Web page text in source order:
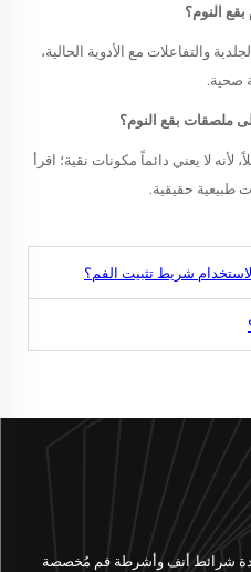
النوم؟
والتفاعلات مع الأدوية الحالية،
صحية.
ملصقات بقع النوم؟
لا يعني دائماً مكونات نقية؛ اقرأ
طبيعية حقيقية.
لاستخدام شريط تثبيت الفم؟
شرائط أنف وأشرطة فم مُخصصة